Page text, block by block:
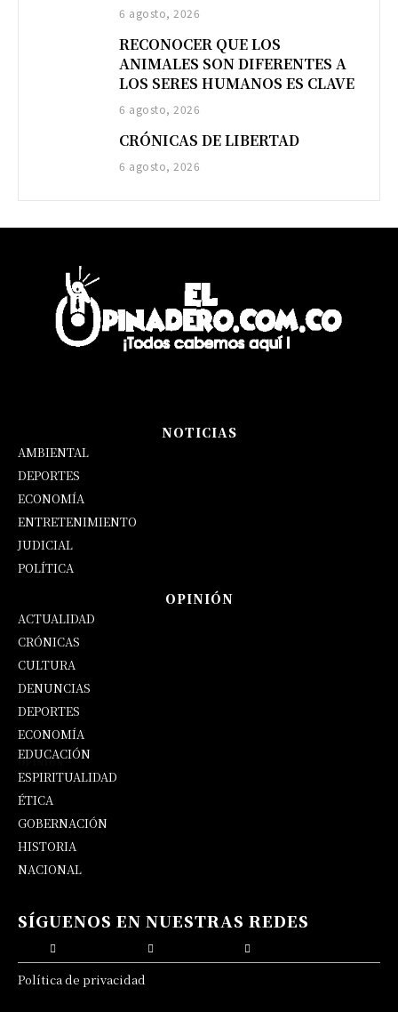
6 agosto, 2026
RECONOCER QUE LOS
ANIMALES SON DIFERENTES A
LOS SERES HUMANOS ES CLAVE
6 agosto, 2026
CRÓNICAS DE LIBERTAD
6 agosto, 2026
NOTICIAS
AMBIENTAL
DEPORTES
ECONOMÍA
ENTRETENIMIENTO
JUDICIAL
POLÍTICA
OPINIÓN
ACTUALIDAD
CRÓNICAS
CULTURA
DENUNCIAS
DEPORTES
ECONOMÍA
OPINIÓN
EDUCACIÓN
ESPIRITUALIDAD
ÉTICA
GOBERNACIÓN
HISTORIA
NACIONAL
SÍGUENOS EN NUESTRAS REDES
Política de privacidad